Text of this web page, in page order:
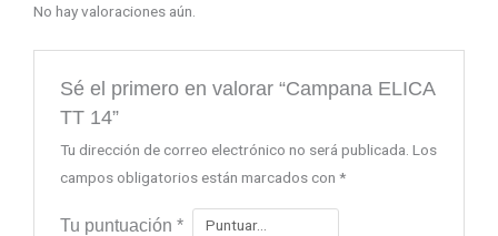
No hay valoraciones aún.
Sé el primero en valorar “Campana ELICA
TT 14”
Tu dirección de correo electrónico no será publicada. Los
campos obligatorios están marcados con *
Tu puntuación *